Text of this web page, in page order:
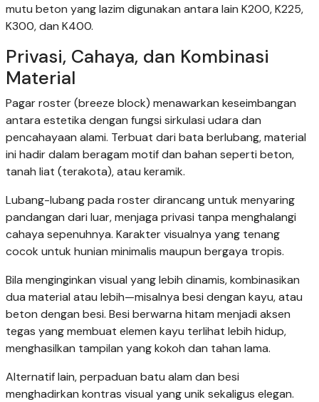
mutu beton yang lazim digunakan antara lain K200, K225,
K300, dan K400.
Privasi, Cahaya, dan Kombinasi
Material
Pagar roster (breeze block) menawarkan keseimbangan
antara estetika dengan fungsi sirkulasi udara dan
pencahayaan alami. Terbuat dari bata berlubang, material
ini hadir dalam beragam motif dan bahan seperti beton,
tanah liat (terakota), atau keramik.
Lubang-lubang pada roster dirancang untuk menyaring
pandangan dari luar, menjaga privasi tanpa menghalangi
cahaya sepenuhnya. Karakter visualnya yang tenang
cocok untuk hunian minimalis maupun bergaya tropis.
Bila menginginkan visual yang lebih dinamis, kombinasikan
dua material atau lebih—misalnya besi dengan kayu, atau
beton dengan besi. Besi berwarna hitam menjadi aksen
tegas yang membuat elemen kayu terlihat lebih hidup,
menghasilkan tampilan yang kokoh dan tahan lama.
Alternatif lain, perpaduan batu alam dan besi
menghadirkan kontras visual yang unik sekaligus elegan.